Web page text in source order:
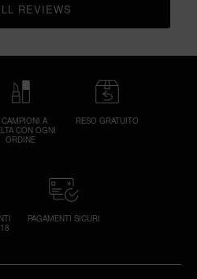
CLICK TO GO TO ALL REVIEWS
A
CON OGNI
ORDINE
RESO GRATUITO
PAGAMENTI SICURI